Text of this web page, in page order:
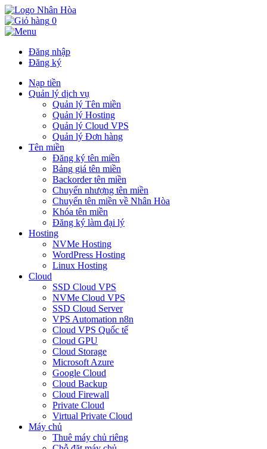
0
Đăng nhập
Đăng ký
Nạp tiền
Quản lý dịch vụ
Quản lý Tên miền
Quản lý Hosting
Quản lý Cloud VPS
Quản lý Đơn hàng
Tên miền
Đăng ký tên miền
Bảng giá tên miền
Backorder tên miền
Chuyển nhượng tên miền
Chuyển tên miền về Nhân Hòa
Khóa tên miền
Đăng ký làm đại lý
Hosting
NVMe Hosting
WordPress Hosting
Linux Hosting
Cloud
SSD Cloud VPS
NVMe Cloud VPS
SSD Cloud Server
VPS Automation n8n
Cloud VPS Quốc tế
Cloud GPU
Cloud Storage
Microsoft Azure
Google Cloud
Cloud Backup
Cloud Firewall
Private Cloud
Virtual Private Cloud
Máy chủ
Thuê máy chủ riêng